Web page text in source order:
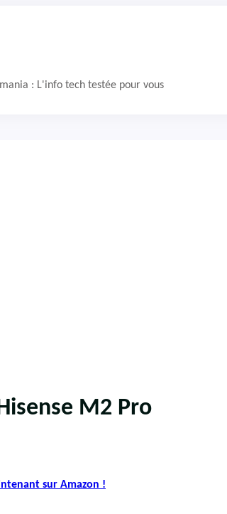
: L'info tech testée pour vous
M2 Pro
sur Amazon !